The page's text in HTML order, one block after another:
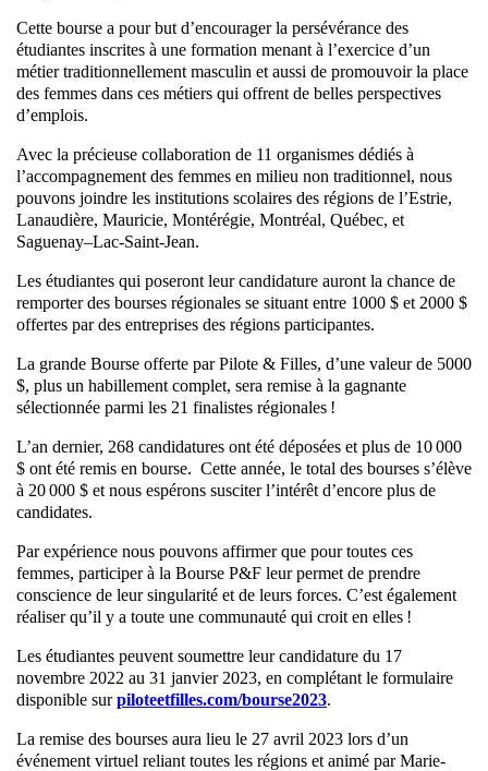
Cette bourse a pour but d’encourager la persévérance des
étudiantes inscrites à une formation menant à l’exercice d’un
métier traditionnellement masculin et aussi de promouvoir la place
des femmes dans ces métiers qui offrent de belles perspectives
d’emplois.
Avec la précieuse collaboration de 11 organismes dédiés à
l’accompagnement des femmes en milieu non traditionnel, nous
pouvons joindre les institutions scolaires des régions de l’Estrie,
Lanaudière, Mauricie, Montérégie, Montréal, Québec, et
Saguenay–Lac-Saint-Jean.
Les étudiantes qui poseront leur candidature auront la chance de
remporter des bourses régionales se situant entre 1000 $ et 2000 $
offertes par des entreprises des régions participantes.
La grande Bourse offerte par Pilote & Filles, d’une valeur de 5000
$, plus un habillement complet, sera remise à la gagnante
sélectionnée parmi les 21 finalistes régionales !
L’an dernier, 268 candidatures ont été déposées et plus de 10 000
$ ont été remis en bourse. Cette année, le total des bourses s’élève
à 20 000 $ et nous espérons susciter l’intérêt d’encore plus de
candidates.
Par expérience nous pouvons affirmer que pour toutes ces
femmes, participer à la Bourse P&F leur permet de prendre
conscience de leur singularité et de leurs forces. C’est également
réaliser qu’il y a toute une communauté qui croit en elles !
Les étudiantes peuvent soumettre leur candidature du 17
novembre 2022 au 31 janvier 2023, en complétant le formulaire
disponible surpiloteetfilles.com/bourse2023.
La remise des bourses aura lieu le 27 avril 2023 lors d’un
événement virtuel reliant toutes les régions et animé par Marie-